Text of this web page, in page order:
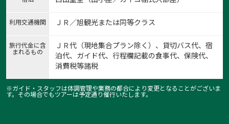
利用交通機関 ＪＲ／旭観光または同等クラス
旅行代金に含
まれるもの
ＪＲ代（現地集合プラン除く）、貸切バス代、宿
泊代、ガイド代、行程欄記載の食事代、保険代、
消費税等諸税
※ガイド・スタッフは体調管理や業務の都合により変更となることがございま
す。その場合でもツアーは予定通り催行いたします。